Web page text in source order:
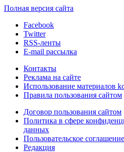
Полная версия сайта
Facebook
Twitter
RSS-ленты
E-mail рассылка
Контакты
Реклама на сайте
Использование материалов
Правила пользования сайтом
Договор пользования сайтом
Политика в сфере
данных
Пользовательское соглашение
Редакция